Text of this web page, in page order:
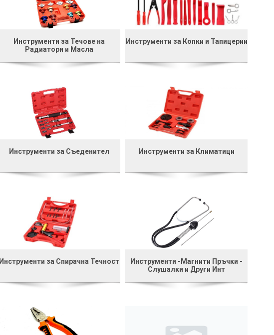
Инструменти за Течове на
Радиатори и Масла
Инструменти за Копки и Тапицерии
Инструменти за Съеденител Инструменти за Климатици
Инструменти за Спирачна Течност
Инструменти -Магнити Пръчки -
Слушалки и Други Инт